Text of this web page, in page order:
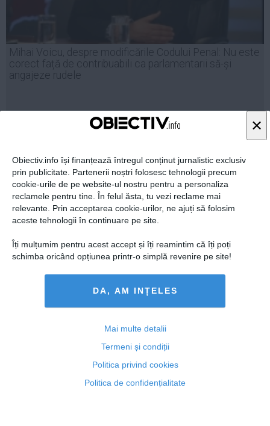
×
Obiectiv.info își finanțează întregul conținut jurnalistic exclusiv
prin publicitate. Partenerii noștri folosesc tehnologii precum
cookie-urile de pe website-ul nostru pentru a personaliza
reclamele pentru tine. În felul ăsta, tu vezi reclame mai
relevante. Prin acceptarea cookie-urilor, ne ajuți să folosim
aceste tehnologii în continuare pe site.
Îți mulțumim pentru acest accept și îți reamintim că îți poți
schimba oricând opțiunea printr-o simplă revenire pe site!
DA, AM INȚELES
Mai multe detalii
Termeni și condiții
Politica privind cookies
Politica de confidențialitate
Mihai Voicu, despre modificările Codului Penal: Nu este
corect față de contribuabili ca parlamentarii să-și
angajeze rudele
parlamentarilor începând cu alegerile de anul viitor.